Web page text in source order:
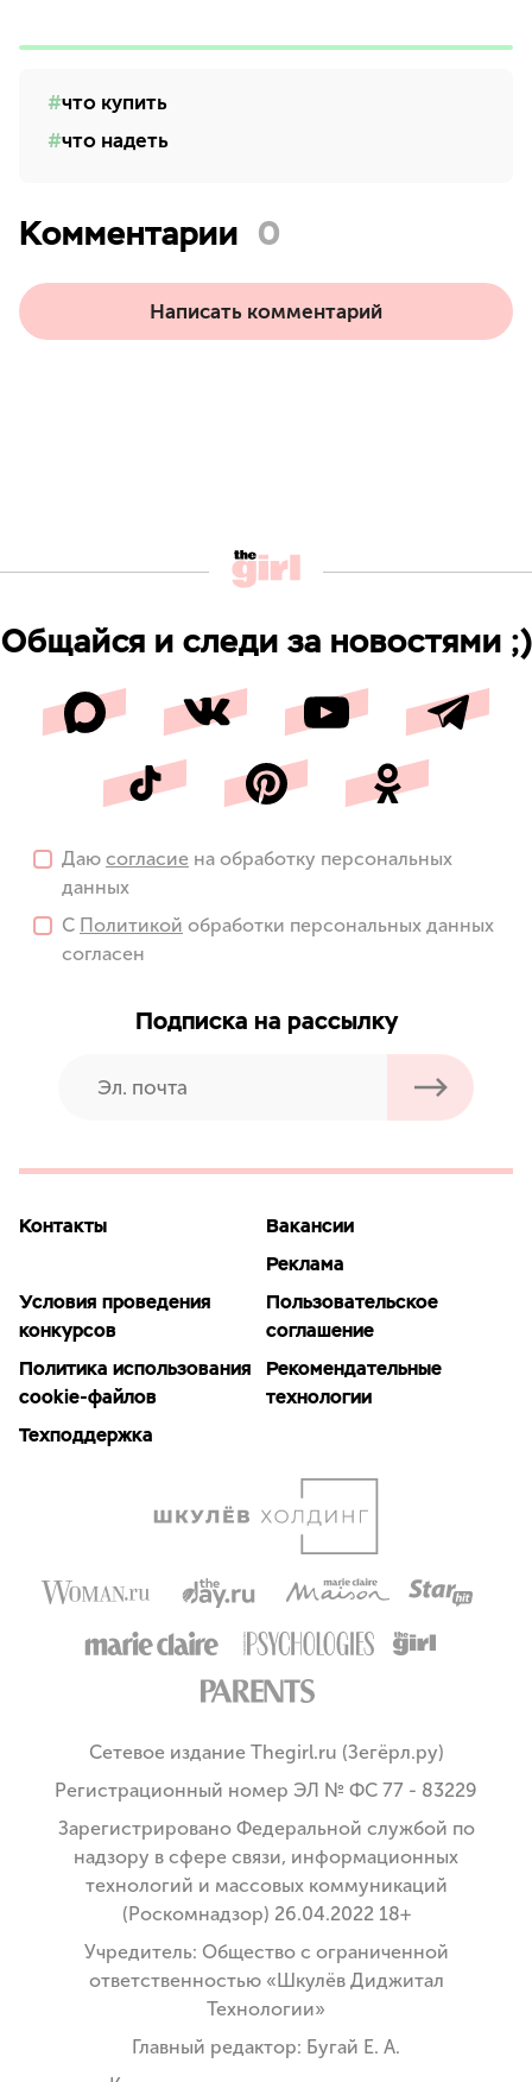
что купить
что надеть
Комментарии 0
Написать комментарий
Общайся и следи за новостями ;)
Даю согласие на обработку персональных
данных
С Политикой обработки персональных данных
согласен
Подписка на рассылку
Контакты
Вакансии
Реклама
Условия проведения
конкурсов
Пользовательское
соглашение
Политика использования
cookie-файлов
Рекомендательные
технологии
Техподдержка
Сетевое издание Thegirl.ru (Зегёрл.ру)
Регистрационный номер ЭЛ № ФС 77 - 83229
Зарегистрировано Федеральной службой по
надзору в сфере связи, информационных
технологий и массовых коммуникаций
(Роскомнадзор) 26.04.2022 18+
Учредитель: Общество с ограниченной
ответственностью «Шкулёв Диджитал
Технологии»
Главный редактор: Бугай Е. А.